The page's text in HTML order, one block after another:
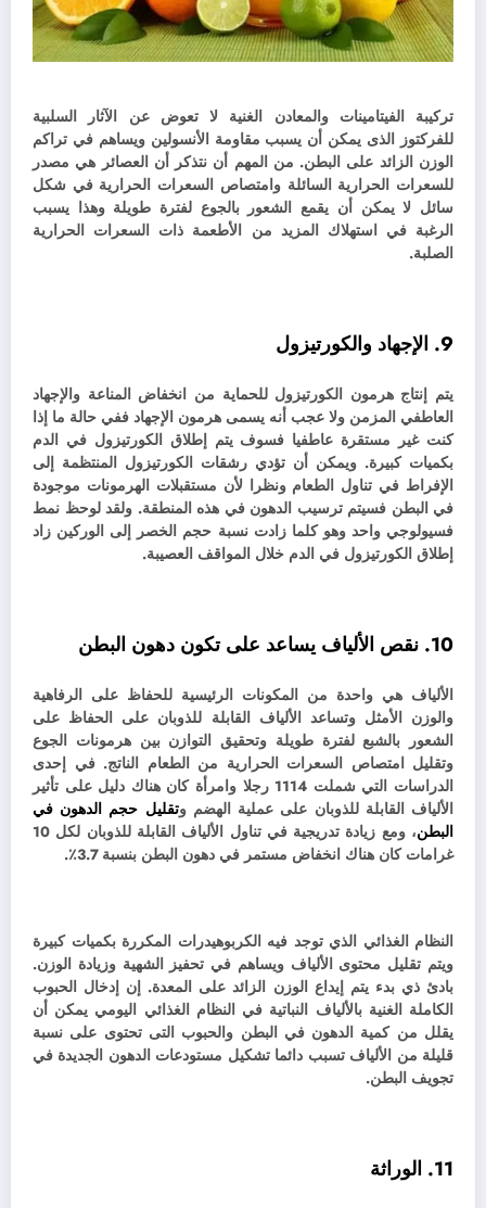
تركيبة الفيتامينات والمعادن الغنية لا تعوض عن الآثار السلبية
للفركتوز الذى يمكن أن يسبب مقاومة الأنسولين ويساهم في تراكم
الوزن الزائد على البطن. من المهم أن نتذكر أن العصائر هي مصدر
للسعرات الحرارية السائلة وامتصاص السعرات الحرارية في شكل
سائل لا يمكن أن يقمع الشعور بالجوع لفترة طويلة وهذا يسبب
الرغبة في استهلاك المزيد من الأطعمة ذات السعرات الحرارية
الصلبة.
9. الإجهاد والكورتيزول
يتم إنتاج هرمون الكورتيزول للحماية من انخفاض المناعة والإجهاد
العاطفي المزمن ولا عجب أنه يسمى هرمون الإجهاد ففي حالة ما إذا
كنت غير مستقرة عاطفيا فسوف يتم إطلاق الكورتيزول في الدم
بكميات كبيرة. ويمكن أن تؤدي رشقات الكورتيزول المنتظمة إلى
الإفراط في تناول الطعام ونظرا لأن مستقبلات الهرمونات موجودة
في البطن فسيتم ترسيب الدهون في هذه المنطقة. ولقدلوحظ نمط
فسيولوجي واحد وهو كلما زادت نسبة حجم الخصر إلى الوركين زاد
إطلاق الكورتيزول في الدم خلال المواقف العصيبة.
10. نقص الألياف يساعد على تكون دهون البطن
الألياف هي واحدة من المكونات الرئيسية للحفاظ على الرفاهية
والوزن الأمثل وتساعد الألياف القابلة للذوبان على الحفاظ على
الشعور بالشبع لفترة طويلة وتحقيق التوازن بين هرمونات الجوع
وتقليل امتصاص السعرات الحرارية من الطعام الناتج.في إحدى
الدراسات التي شملت 1114 رجلا وامرأة كان هناك دليل على تأثير
الألياف القابلة للذوبان على عملية الهضم وتقليل حجم الدهون في
البطن
، ومع زيادة تدريجية في تناول الألياف القابلة للذوبان لكل 10
غرامات كان هناك انخفاض مستمر في دهون البطن بنسبة 3.7٪.
النظام الغذائي الذي توجد فيه الكربوهيدرات المكررة بكميات كبيرة
ويتم تقليل محتوى الألياف ويساهم في تحفيز الشهية وزيادة الوزن.
بادئ ذي بدء يتم إيداع الوزن الزائد على المعدة. إن إدخال الحبوب
الكاملة الغنية بالألياف النباتية في النظام الغذائي اليومي يمكن أن
يقلل من كمية الدهون في البطن والحبوب التى تحتوى على نسبة
قليلة من الألياف تسبب دائما تشكيل مستودعات الدهون الجديدة في
تجويف البطن.
11. الوراثة